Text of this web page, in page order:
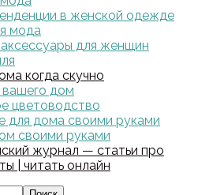
в женской одежде
мода
для женщин
когда скучно
дом
цветоводство
для дома своими руками
своими руками
журнал — статьи про
| читать онлайн